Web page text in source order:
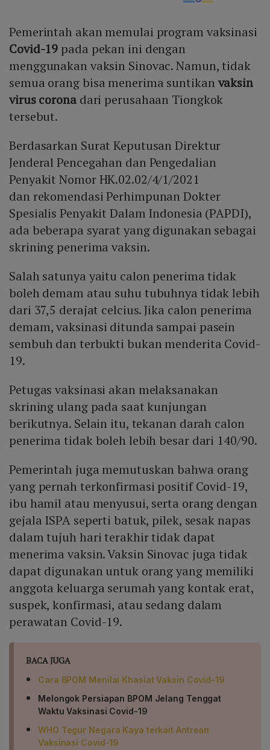
Pemerintah akan memulai program vaksinasi
Covid-19 pada pekan ini dengan
menggunakan vaksin Sinovac. Namun, tidak
semua orang bisa menerima suntikan vaksin
virus coronadari perusahaan Tiongkok
tersebut.
Berdasarkan Surat Keputusan Direktur
Jenderal Pencegahan dan Pengedalian
Penyakit Nomor HK.02.02/4/1/2021
dan rekomendasi Perhimpunan Dokter
Spesialis Penyakit Dalam Indonesia (PAPDI),
ada beberapa syarat yang digunakan sebagai
skrining penerima vaksin.
Salah satunya yaitu calon penerima tidak
boleh demam atau suhu tubuhnya tidak lebih
dari 37,5 derajat celcius. Jika calon penerima
demam, vaksinasi ditunda sampai pasein
sembuh dan terbukti bukan menderita Covid-
19.
Petugas vaksinasi akan melaksanakan
skrining ulang pada saat kunjungan
berikutnya. Selain itu, tekanan darah calon
penerima tidak boleh lebih besar dari 140/90.
Pemerintah juga memutuskan bahwa orang
yang pernah terkonfirmasi positif Covid-19,
ibu hamil atau menyusui, serta orang dengan
gejala ISPA seperti batuk, pilek, sesak napas
dalam tujuh hari terakhir tidak dapat
menerima vaksin. Vaksin Sinovac juga tidak
dapat digunakan untuk orang yang memiliki
anggota keluarga serumah yang kontak erat,
suspek, konfirmasi, atau sedang dalam
perawatan Covid-19.
BACA JUGA
Cara BPOM Menilai Khasiat Vaksin Covid-19
Melongok Persiapan BPOM Jelang Tenggat
Waktu Vaksinasi Covid-19
WHO Tegur Negara Kaya terkait Antrean
Vaksinasi Covid-19